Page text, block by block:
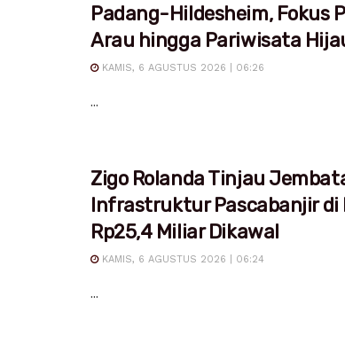
Padang-Hildesheim, Fokus
Arau hingga Pariwisata
KAMIS, 6 AGUSTUS 2026 | 06:26
...
Zigo Rolanda Tinjau
Infrastruktur Pascabanjir di
Rp25,4 Miliar Dikawal
KAMIS, 6 AGUSTUS 2026 | 06:24
...